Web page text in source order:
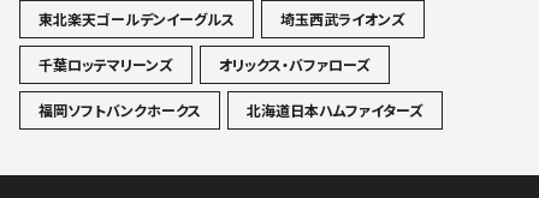
東北楽天ゴールデンイーグルス
埼玉西武ライオンズ
千葉ロッテマリーンズ オリックス・バファローズ
福岡ソフトバンクホークス 北海道日本ハムファイターズ